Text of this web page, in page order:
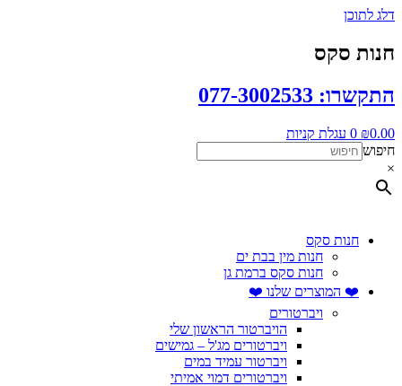
דלג לתוכן
חנות סקס
התקשרו: 077-3002533
₪0.00
0 עגלת קניות
חיפוש
×
חנות סקס
חנות מין בבת ים
חנות סקס ברמת גן
❤️ המוצרים שלנו ❤️
ויברטורים
הויברטור הראשון שלי
ויברטורים מג'ל – גמישים
ויברטור עמיד במים
ויברטורים דמוי אמיתי